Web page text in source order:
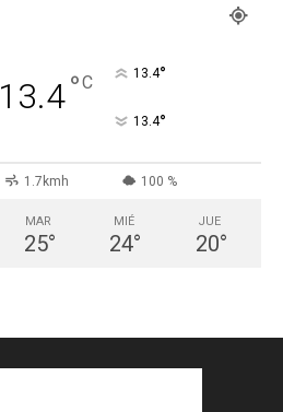
13.4°C 13.4°
13.4°
1.7kmh 100 %
MAR
25°
MIÉ
24°
JUE
20°